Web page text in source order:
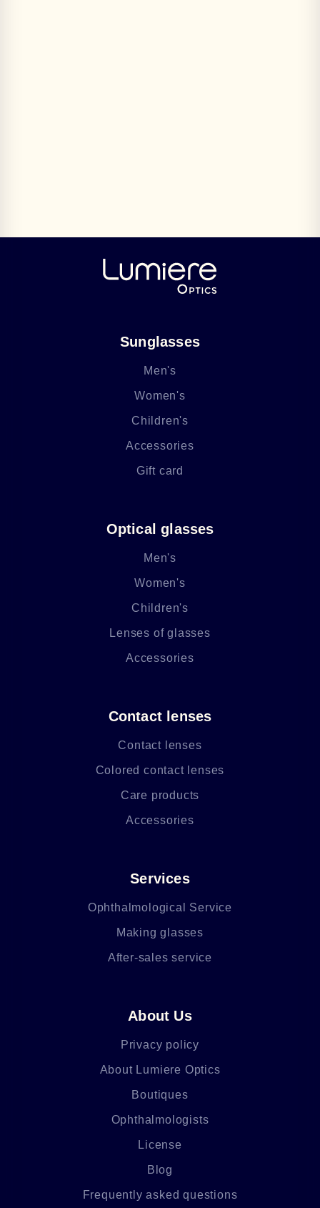
Sunglasses
Men's
Women's
Children's
Accessories
Gift card
Optical glasses
Men's
Women's
Children's
Lenses of glasses
Accessories
Contact lenses
Contact lenses
Colored contact lenses
Care products
Accessories
Services
Ophthalmological Service
Making glasses
After-sales service
About Us
Privacy policy
About Lumiere Optics
Boutiques
Ophthalmologists
License
Blog
Frequently asked questions